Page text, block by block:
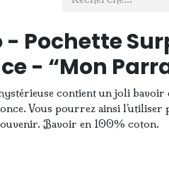
- Pochette
- “Mon
contient un joli bavoir
Vous pourrez ainsi l’utiliser
Bavoir en 100% coton.